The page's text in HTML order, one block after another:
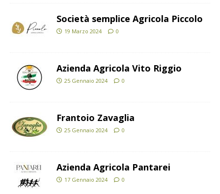
Società semplice Agricola Piccolo
19 Marzo 2024 0
Azienda Agricola Vito Riggio
25 Gennaio 2024 0
Frantoio Zavaglia
25 Gennaio 2024 0
Azienda Agricola Pantarei
17 Gennaio 2024 0